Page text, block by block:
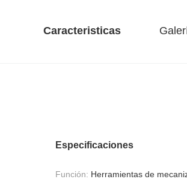
Caracteristicas
Especificaciones
Función: Herramientas de